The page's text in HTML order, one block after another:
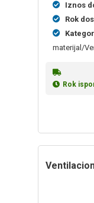
Iznos
Rok
materijal/
Rok